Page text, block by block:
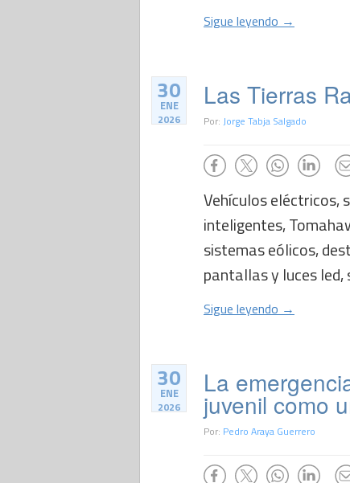
Sigue leyendo →
30
ENE
2026
Las Tierras
Por: Jorge Tabja Salgado
Vehículos eléctricos,
inteligentes,
sistemas eólicos,
pantallas y luces led,
Sigue leyendo →
30
ENE
2026
La
juvenil como
Por: Pedro Araya Guerrero